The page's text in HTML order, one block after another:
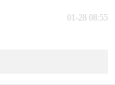
01-28 08:55